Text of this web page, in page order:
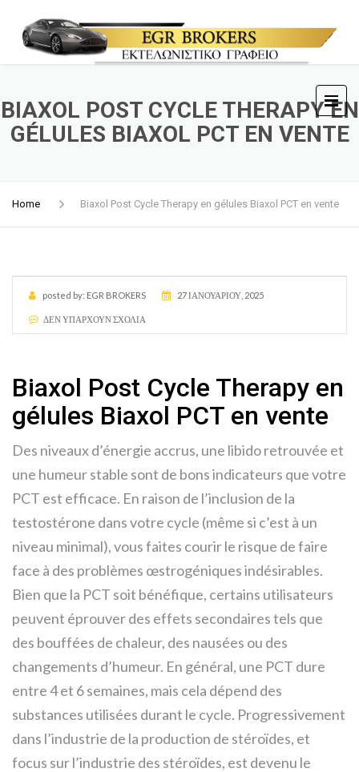
BIAXOL POST CYCLE THERAPY EN
GÉLULES BIAXOL PCT EN VENTE
Home Biaxol Post Cycle Therapy en gélules Biaxol PCT en vente
posted by: EGR BROKERS 27 ΙΑΝΟΥΑΡΊΟΥ, 2025
ΔΕΝ ΥΠΆΡΧΟΥΝ ΣΧΌΛΙΑ
Biaxol Post Cycle Therapy en
gélules Biaxol PCT en vente
Des niveaux d’énergie accrus, une libido retrouvée et
une humeur stable sont de bons indicateurs que votre
PCT est efficace. En raison de l’inclusion de la
testostérone dans votre cycle (même si c’est à un
niveau minimal), vous faites courir le risque de faire
face à des problèmes œstrogéniques indésirables.
Bien que la PCT soit bénéfique, certains utilisateurs
peuvent éprouver des effets secondaires tels que
des bouffées de chaleur, des nausées ou des
changements d’humeur. En général, une PCT dure
entre 4 et 6 semaines, mais cela dépend des
substances utilisées durant le cycle. Progressivement
dans l’industrie de la production de stéroïdes, et
focus sur l’industrie des stéroïdes, est devenu le